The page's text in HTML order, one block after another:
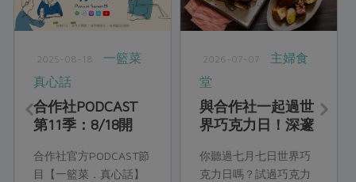
2025-08-18
一籃菜
真心話
合作社PODCAST
第11季：8/18開
合作社官方PODCAST節
目【一籃菜．真心話】
2026-07-07
主婦食
堂
與合作社一起過世
界巧克力日！深邃
饗宴
你聽過七月七日世界巧
克力日嗎？試過巧克力